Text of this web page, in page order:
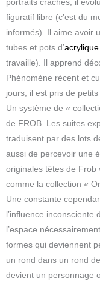
portraits crachés, il
figuratif libre (c’est du
informés). Il aime avoir
tubes et pots d’acrylique
travaille). Il apprend
Phénomène récent et
jours, il est pris de
Un système de «
de FROB. Les suites
traduisent par des lots
aussi de percevoir une
originales têtes de Frob
comme la collection «
Une constante
l’influence inconsciente
l’espace
formes qui deviennent
un rond dans un rond
devient un personnage